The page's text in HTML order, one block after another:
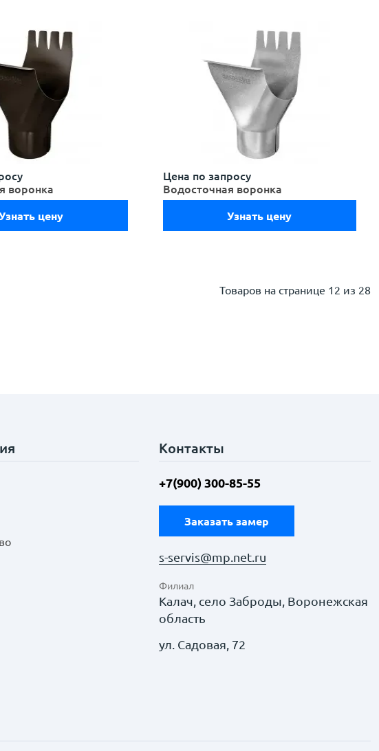
воронка
цену
Цена по запросу
Водосточная воронка
Узнать цену
Товаров на странице 12 из 28
Контакты
+7(900) 300-85-55
Заказать замер
s-servis@mp.net.ru
Филиал
Калач, село Заброды, Воронежская
область
ул. Садовая, 72